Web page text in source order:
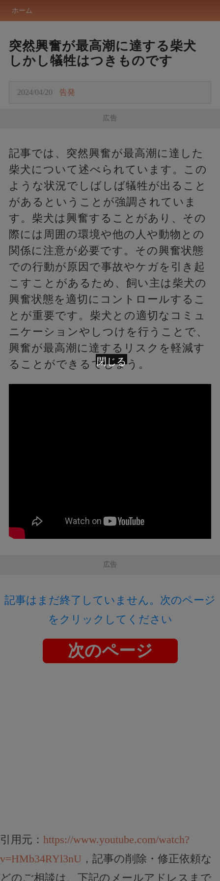
ホーム
突然興奮が最高潮に達する柴犬
しかし犠牲はつきものです
2024/04/20 告発
広告
記事では、突然興奮が最高潮に達した
柴犬について述べられています。この
ような状況でしばしば犠牲が出ること
があるということが強調されていま
す。柴犬は興奮することがあり、その
際には周囲の環境や他の人や動物との
関係に注意が必要です。その興奮状態
での行動が原因で事故やケガを引き起
こすことがあるため、飼い主は柴犬の
興奮状態を適切にコントロールするこ
とが重要です。柴犬との適切なコミュ
ニケーションやしつけを行うことで、
興奮が最高潮に達するリスクを軽減す
ることができるでしょう。
広告
記事はまだ終了していません。次のページ
をクリックしてください
次のページ
引用元： https://www.youtube.com/watch?
v=HMb34RYl3nU ，記事の削除・修正依頼な
どのご相談は、下記のメールアドレスまで
閉じる